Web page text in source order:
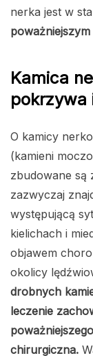
nerka jest w
Kamica
pokrzywa
O kamicy
(kamieni
zbudowane są
zazwyczaj
występującą
kielichach i
objawem
okolicy
drobnych
leczenie
chirurgiczna.